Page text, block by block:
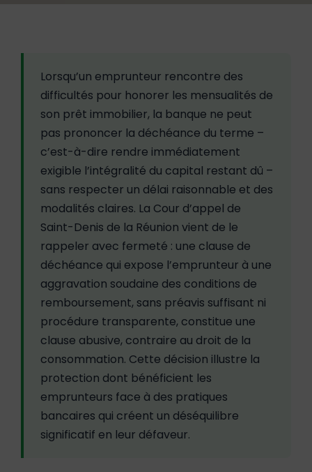
Lorsqu’un emprunteur rencontre des
difficultés pour honorer les mensualités de
son prêt immobilier, la banque ne peut
pas prononcer la déchéance du terme –
c’est-à-dire rendre immédiatement
exigible l’intégralité du capital restant dû –
sans respecter un délai raisonnable et des
modalités claires. La Cour d’appel de
Saint-Denis de la Réunion vient de le
rappeler avec fermeté : une clause de
déchéance qui expose l’emprunteur à une
aggravation soudaine des conditions de
remboursement, sans préavis suffisant ni
procédure transparente, constitue une
clause abusive, contraire au droit de la
consommation. Cette décision illustre la
protection dont bénéficient les
emprunteurs face à des pratiques
bancaires qui créent un déséquilibre
significatif en leur défaveur.